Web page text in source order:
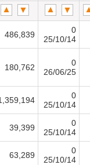
486,839
0
25/10/14
180,762
0
26/06/25
0
25/10/14
39,399
0
25/10/14
63,289
0
25/10/14